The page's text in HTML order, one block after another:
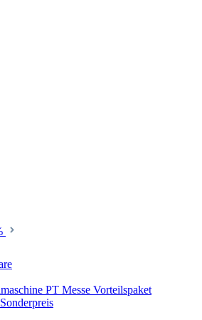
PT Messe Vorteilspaket